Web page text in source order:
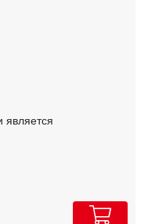
является